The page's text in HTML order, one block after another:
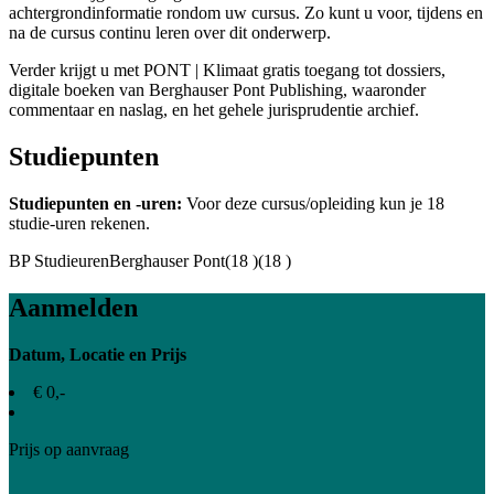
achtergrondinformatie rondom uw cursus. Zo kunt u voor, tijdens en
na de cursus continu leren over dit onderwerp.
Verder krijgt u met PONT | Klimaat gratis toegang tot dossiers,
digitale boeken van Berghauser Pont Publishing, waaronder
commentaar en naslag, en het gehele jurisprudentie archief.
Studiepunten
Studiepunten en -uren: Voor deze cursus/opleiding kun je 18
studie-uren rekenen.
BP StudieurenBerghauser Pont(18 )(18 )
Aanmelden
Datum, Locatie en Prijs
€ 0,-
Prijs op aanvraag